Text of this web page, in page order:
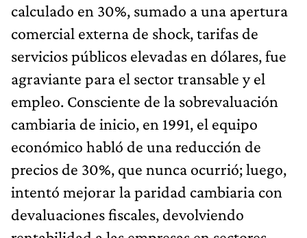
calculado en 30%, sumado a una apertura
comercial externa de shock, tarifas de
servicios públicos elevadas en dólares, fue
agraviante para el sector transable y el
empleo. Consciente de la sobrevaluación
cambiaria de inicio, en 1991, el equipo
económico habló de una reducción de
precios de 30%, que nunca ocurrió; luego,
intentó mejorar la paridad cambiaria con
devaluaciones fiscales, devolviendo